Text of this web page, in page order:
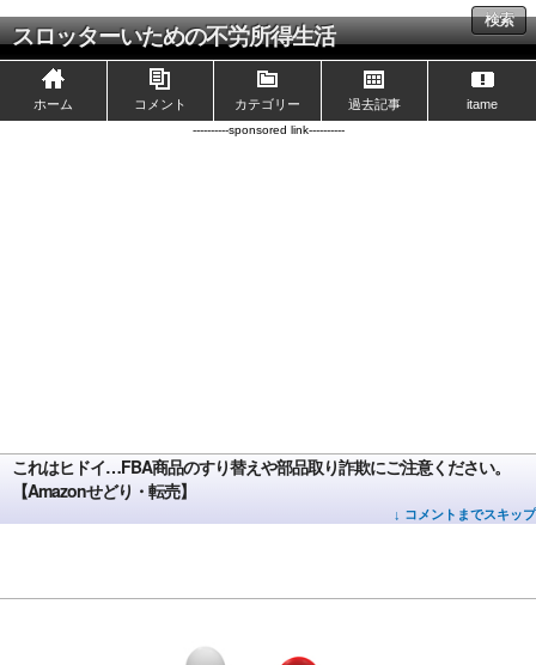
スロッターいための不労所得生活
検索
ホーム コメント カテゴリー 過去記事 itame
----------sponsored link----------
これはヒドイ…FBA商品のすり替えや部品取り詐欺にご注意ください。
【Amazonせどり・転売】
↓ コメントまでスキップ